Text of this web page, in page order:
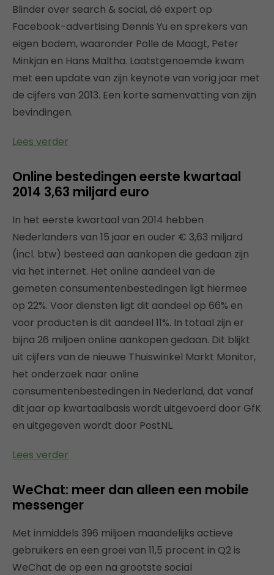
Blinder over search & social, dé expert op
Facebook-advertising Dennis Yu en sprekers van
eigen bodem, waaronder Polle de Maagt, Peter
Minkjan en Hans Maltha. Laatstgenoemde kwam
met een update van zijn keynote van vorig jaar met
de cijfers van 2013. Een korte samenvatting van zijn
bevindingen.
Lees verder
Online bestedingen eerste kwartaal
2014 3,63 miljard euro
In het eerste kwartaal van 2014 hebben
Nederlanders van 15 jaar en ouder € 3,63 miljard
(incl. btw) besteed aan aankopen die gedaan zijn
via het internet. Het online aandeel van de
gemeten consumentenbestedingen ligt hiermee
op 22%. Voor diensten ligt dit aandeel op 66% en
voor producten is dit aandeel 11%. In totaal zijn er
bijna 26 miljoen online aankopen gedaan. Dit blijkt
uit cijfers van de nieuwe Thuiswinkel Markt Monitor,
het onderzoek naar online
consumentenbestedingen in Nederland, dat vanaf
dit jaar op kwartaalbasis wordt uitgevoerd door GfK
en uitgegeven wordt door PostNL.
Lees verder
WeChat: meer dan alleen een mobile
messenger
Met inmiddels 396 miljoen maandelijks actieve
gebruikers en een groei van 11,5 procent in Q2 is
WeChat de op een na grootste social